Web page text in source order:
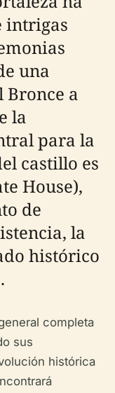
intrigas
una
Bronce a
la
para la
castillo es
House),
de
la
histórico
completa
sus
histórica